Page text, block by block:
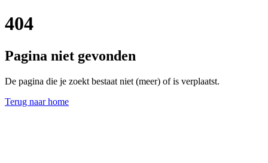
404
Pagina niet gevonden
De pagina die je zoekt bestaat niet (meer) of is verplaatst.
Terug naar home